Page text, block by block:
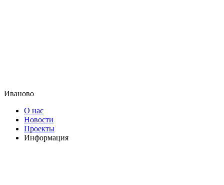
Иваново
О нас
Новости
Проекты
Информация